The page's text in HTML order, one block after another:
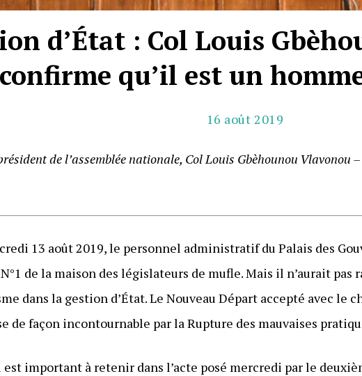
d’État : Col Louis
confirme qu’il est un
16 août 2019
de l’assemblée nationale, Col Louis Gbèhounou Vlavonou
13 août 2019, le personnel administratif du Palais des
de la maison des législateurs de mufle. Mais il n’aurait pas
dans la gestion d’État. Le Nouveau Départ accepté avec le
de façon incontournable par la Rupture des mauvaises
est important à retenir dans l’acte posé mercredi par le